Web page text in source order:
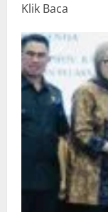
Klik Baca
about
Rapur
Akhir
atas